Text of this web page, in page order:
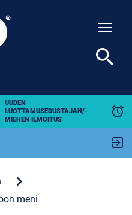
UUDEN
LUOTTAMUSEDUSTAJAN/-
MIEHEN ILMOITUS
alarm
exit_to_app
search
chevron_right
meni